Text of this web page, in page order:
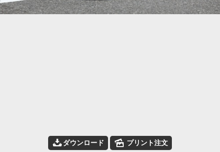
📥ダウンロード 🌄 プリント注文